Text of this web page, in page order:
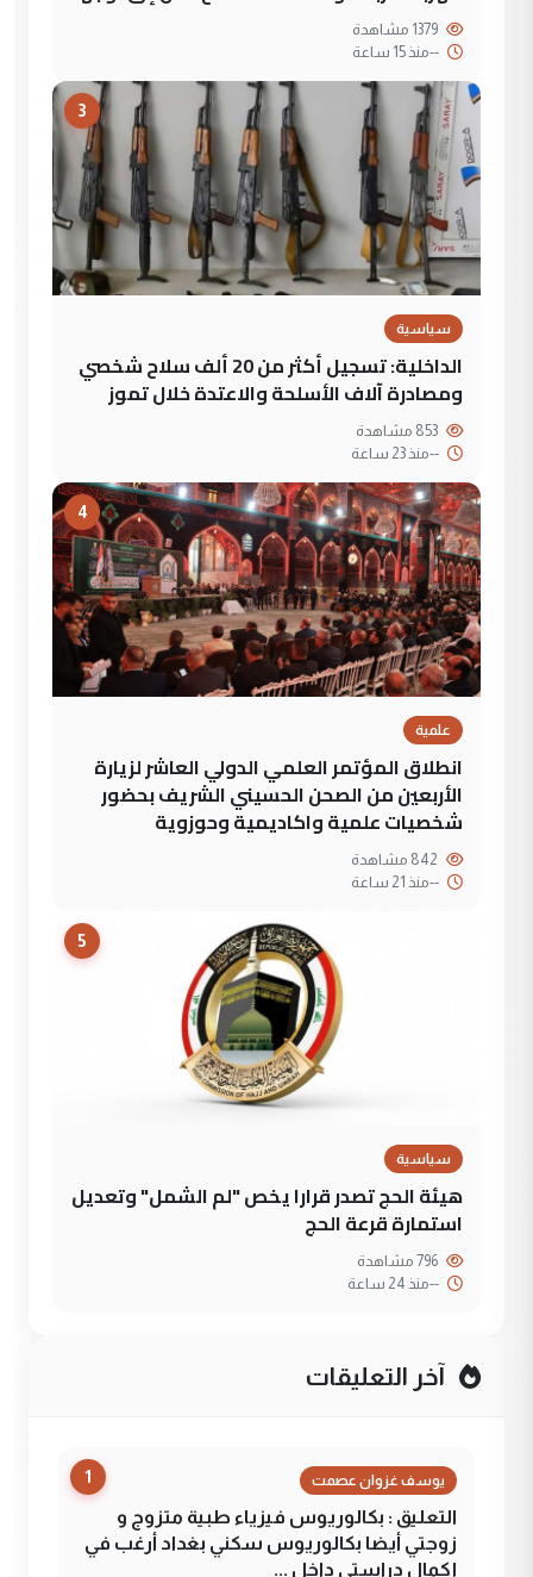
--منذ 15 ساعة
3
سياسية
الداخلية: تسجيل أكثر من 20 ألف سلاح شخصي
ومصادرة آلاف الأسلحة والاعتدة خلال تموز
--منذ 23 ساعة
4
علمية
انطلاق المؤتمر العلمي الدولي العاشر لزيارة
الأربعين من الصحن الحسيني الشريف بحضور
شخصيات علمية واكاديمية وحوزوية
--منذ 21 ساعة
5
سياسية
هيئة الحج تصدر قرارا يخص "لم الشمل" وتعديل
استمارة قرعة الحج
--منذ 24 ساعة
آخر التعليقات
1 يوسف غزوان عصمت
التعليق : بكالوريوس فيزياء طبية متزوج و
زوجتي أيضا بكالوريوس سكني بغداد أرغب في
إكمال دراستي داخل ...